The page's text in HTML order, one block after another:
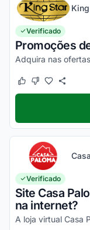
Verificado
Promoções
Este cupom
Este cupom
Verificado
Site Casa
na internet?